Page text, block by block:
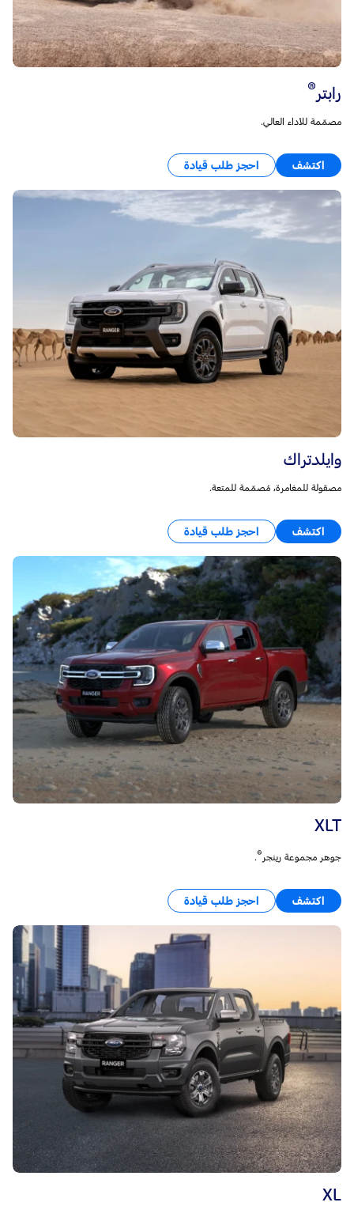
رابتر®
مصمّمة للأداء العالي.
اكتشف احجز طلب قيادة
وايلدتراك
مصقولة للمغامرة، مُصمّمة للمتعة.
اكتشف احجز طلب قيادة
XLT
جوهر مجموعة رينجر ®
.
اكتشف احجز طلب قيادة
XL